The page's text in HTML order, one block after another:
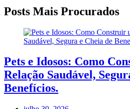
Posts Mais Procurados
Pets e Idosos: Como
Relação Saudável,
Benefícios.